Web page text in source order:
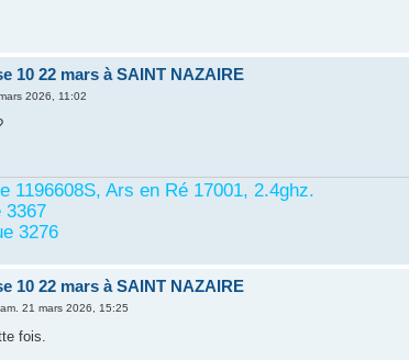
10 22 mars à SAINT NAZAIRE
2026, 11:02
1196608S, Ars en Ré 17001, 2.4ghz.
3367
3276
10 22 mars à SAINT NAZAIRE
21 mars 2026, 15:25
fois.